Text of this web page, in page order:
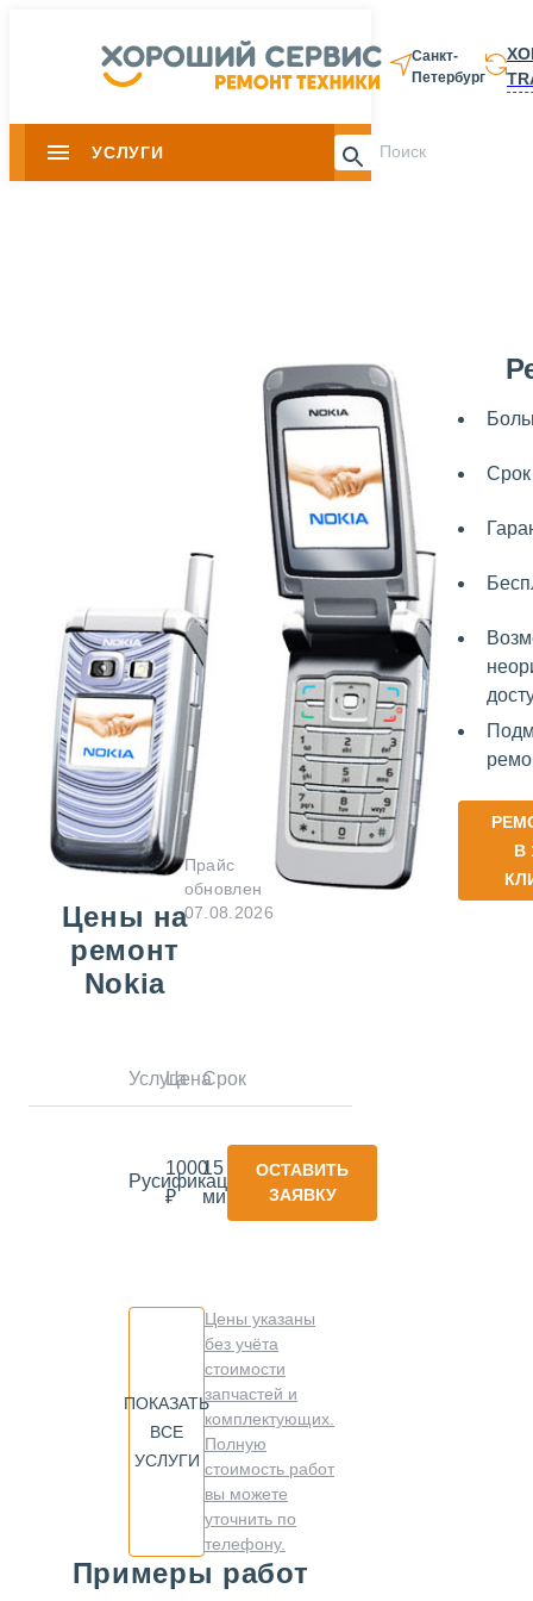
Санкт-
Петербург
УСЛУГИ 8 812 337-
Срок
В
Цены на
ремонт
Nokia
Прайс
обновлен
07.08.2026
УслугаЦенаСрок
Русификация
1000
₽
15
минут
ОСТАВИТЬ
ЗАЯВКУ
ПОКАЗАТЬ
ВСЕ
УСЛУГИ
Цены указаны
без учёта
стоимости
запчастей и
комплектующих.
Полную
стоимость работ
вы можете
уточнить по
телефону.
Примеры работ